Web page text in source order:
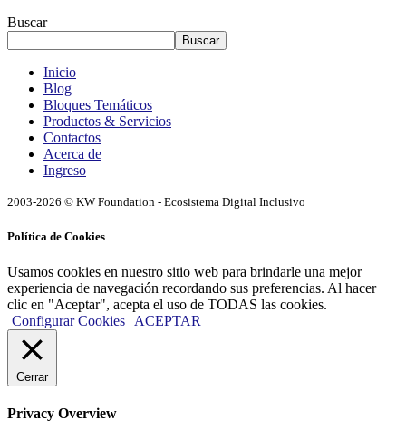
Buscar
Buscar
Inicio
Blog
Bloques Temáticos
Productos & Servicios
Contactos
Acerca de
Ingreso
2003-2026 © KW Foundation - Ecosistema Digital Inclusivo
Política de Cookies
Usamos cookies en nuestro sitio web para brindarle una mejor
experiencia de navegación recordando sus preferencias. Al hacer
clic en "Aceptar", acepta el uso de TODAS las cookies.
Configurar Cookies
ACEPTAR
Cerrar
Privacy Overview